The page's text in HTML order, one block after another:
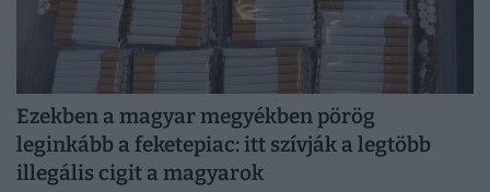
Ezekben a magyar megyékben pörög
leginkább a feketepiac: itt szívják a legtöbb
illegális cigit a magyarok